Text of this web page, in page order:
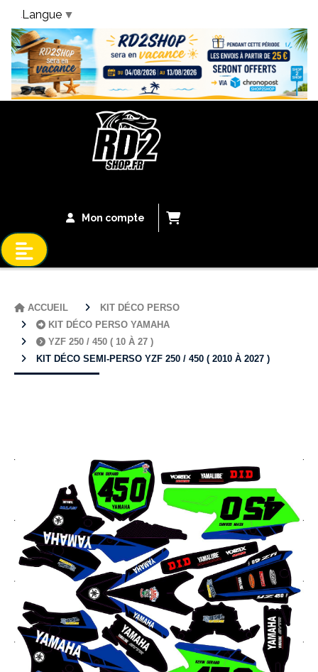
Bandeau Vacances
Mon compte
ACCUEIL
KIT DÉCO PERSO
KIT DÉCO PERSO YAMAHA
YZF 250 / 450 ( 10 À 27 )
KIT DÉCO SEMI-PERSO YZF 250 / 450 ( 2010 À 2027 )
Langue ▼